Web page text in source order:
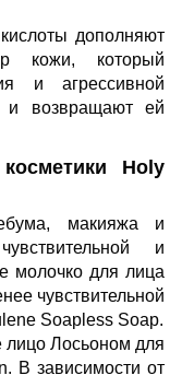
дополняют
кожи, который
и агрессивной
и возвращают ей
Holy
макияжа и
и
для лица
чувствительной
Soapless Soap.
лицо Лосьоном для
. В зависимости от